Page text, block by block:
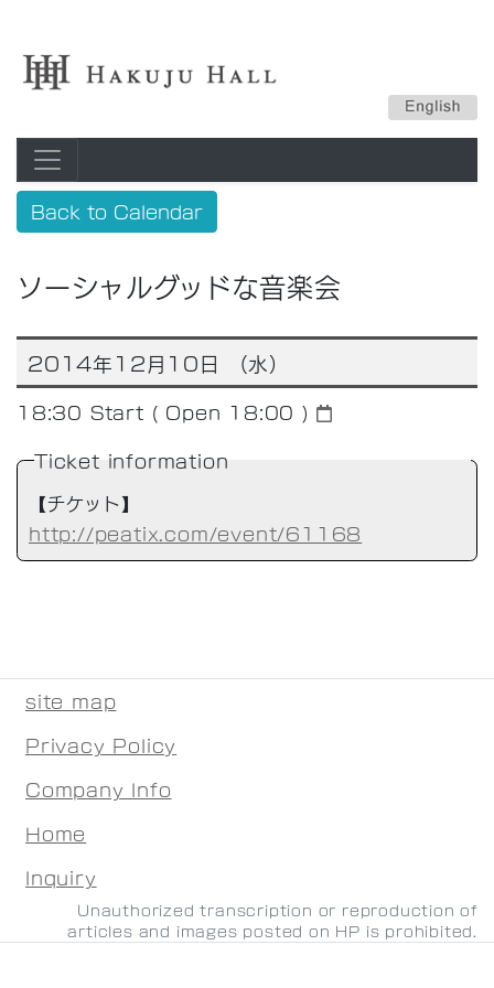
Back to Calendar
ソーシャルグッドな音楽会
2014年12月10日 （水）
18:30 Start ( Open 18:00 )
Ticket information
【チケット】
http://peatix.com/event/61168
site map
Privacy Policy
Company Info
Home
Inquiry
Unauthorized transcription or reproduction of
articles and images posted on HP is prohibited.